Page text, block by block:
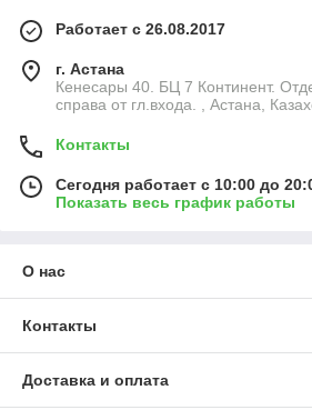
Работает с 26.08.2017
г. Астана
Кенесары 40. БЦ 7 Континент.
справа от гл.входа. , Астана,
Контакты
Сегодня работает с 10:00 до
Показать весь график работы
О нас
Контакты
Доставка и оплата